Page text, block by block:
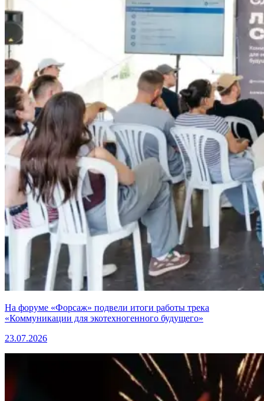
На форуме «Форсаж» подвели итоги работы трека
«Коммуникации для экотехногенного будущего»
23.07.2026